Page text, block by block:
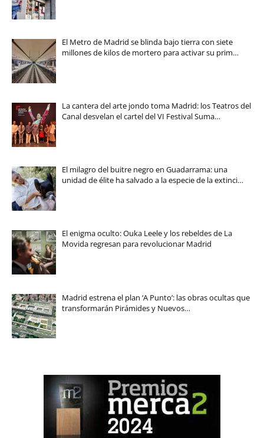
El Metro de Madrid se blinda bajo tierra con siete
millones de kilos de mortero para activar su prim…
La cantera del arte jondo toma Madrid: los Teatros del
Canal desvelan el cartel del VI Festival Suma…
El milagro del buitre negro en Guadarrama: una
unidad de élite ha salvado a la especie de la extinci…
El enigma oculto: Ouka Leele y los rebeldes de La
Movida regresan para revolucionar Madrid
Madrid estrena el plan ‘A Punto’: las obras ocultas que
transformarán Pirámides y Nuevos…